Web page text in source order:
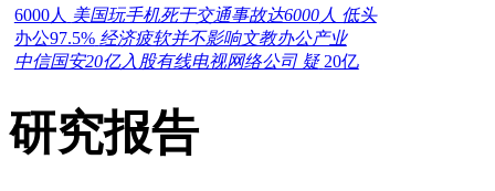
6000人 美国玩手机死于交通事故达6000人 低头
办公97.5% 经济疲软并不影响文教办公产业
中信国安20亿入股有线电视网络公司 疑 20亿
研究报告